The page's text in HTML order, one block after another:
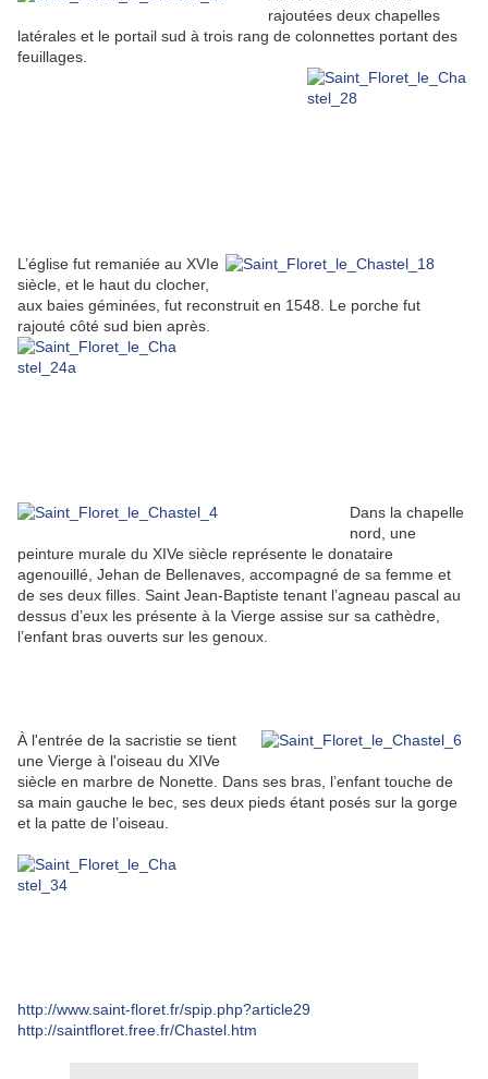
rajoutées deux chapelles
latérales et le portail sud à trois rang de colonnettes portant des
feuillages.
L’église fut remaniée au XVIe
siècle, et le haut du clocher,
aux baies géminées, fut reconstruit en 1548. Le porche fut
rajouté côté sud bien après.
Dans la chapelle
nord, une
peinture murale du XIVe siècle représente le donataire
agenouillé, Jehan de Bellenaves, accompagné de sa femme et
de ses deux filles. Saint Jean-Baptiste tenant l’agneau pascal au
dessus d’eux les présente à la Vierge assise sur sa cathèdre,
l’enfant bras ouverts sur les genoux.
À l'entrée de la sacristie se tient
une Vierge à l'oiseau du XIVe
siècle en marbre de Nonette. Dans ses bras, l’enfant touche de
sa main gauche le bec, ses deux pieds étant posés sur la gorge
et la patte de l’oiseau.
http://www.saint-floret.fr/spip.php?article29
http://saintfloret.free.fr/Chastel.htm